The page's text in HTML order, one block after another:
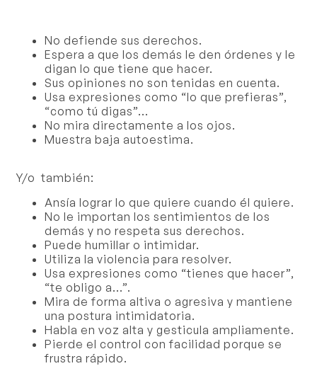
No defiende sus derechos.
Espera a que los demás le den órdenes y le
digan lo que tiene que hacer.
Sus opiniones no son tenidas en cuenta.
Usa expresiones como “lo que prefieras”,
“como tú digas”…
No mira directamente a los ojos.
Muestra baja autoestima.
Y/o también:
Ansía lograr lo que quiere cuando él quiere.
No le importan los sentimientos de los
demás y no respeta sus derechos.
Puede humillar o intimidar.
Utiliza la violencia para resolver.
Usa expresiones como “tienes que hacer”,
“te obligo a…”.
Mira de forma altiva o agresiva y mantiene
una postura intimidatoria.
Habla en voz alta y gesticula ampliamente.
Pierde el control con facilidad porque se
frustra rápido.